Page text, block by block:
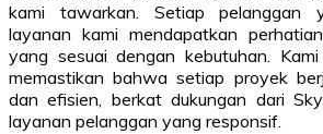
kami tawarkan. Setiap pelanggan
layanan kami mendapatkan
yang sesuai dengan kebutuhan.
memastikan bahwa setiap proyek
dan efisien, berkat dukungan dari
layanan pelanggan yang responsif.